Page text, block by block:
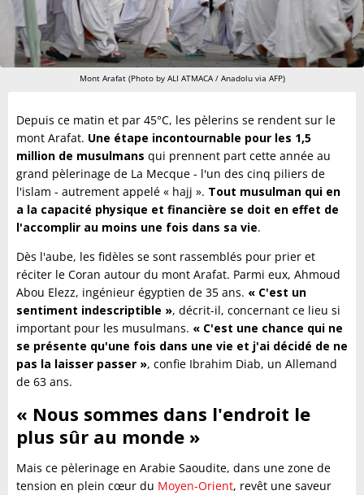
Mont Arafat (Photo by ALI ATMACA / Anadolu via AFP)
Depuis ce matin et par 45°C, les pèlerins se rendent sur le
mont Arafat. Une étape incontournable pour les 1,5
million de musulmans qui prennent part cette année au
grand pèlerinage de La Mecque - l'un des cinq piliers de
l'islam - autrement appelé « hajj ». Tout musulman qui en
a la capacité physique et financière se doit en effet de
l'accomplir au moins une fois dans sa vie.
Dès l'aube, les fidèles se sont rassemblés pour prier et
réciter le Coran autour du mont Arafat. Parmi eux, Ahmoud
Abou Elezz, ingénieur égyptien de 35 ans. « C'est un
sentiment indescriptible », décrit-il, concernant ce lieu si
important pour les musulmans. « C'est une chance qui ne
se présente qu'une fois dans une vie et j'ai décidé de ne
pas la laisser passer », confie Ibrahim Diab, un Allemand
de 63 ans.
« Nous sommes dans l'endroit le
plus sûr au monde »
Mais ce pèlerinage en Arabie Saoudite, dans une zone de
tension en plein cœur du Moyen-Orient, revêt une saveur